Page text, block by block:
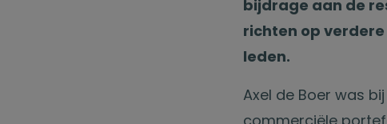
bijdrage aan de
richten op
leden.
Axel de Boer was